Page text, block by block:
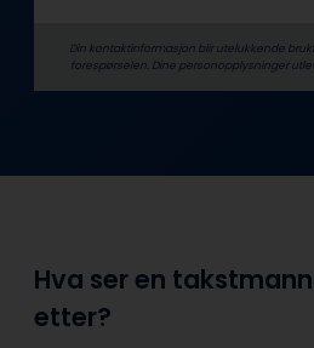
Din kontaktinformasjon blir utelukkende
forespørselen. Dine person­­opplysninger
Hva ser en
etter?